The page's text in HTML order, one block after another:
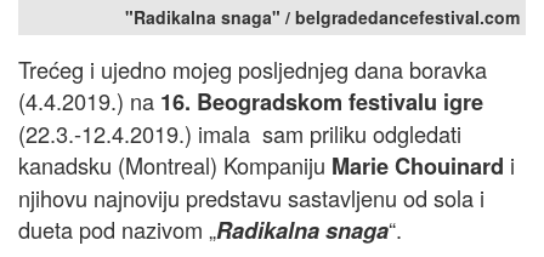
"Radikalna snaga" / belgradedancefestival.com
Trećeg i ujedno mojeg posljednjeg dana boravka
(4.4.2019.) na 16. Beogradskom festivalu igre
(22.3.-12.4.2019.) imala sam priliku odgledati
kanadsku (Montreal) Kompaniju Marie Chouinard i
njihovu najnoviju predstavu sastavljenu od sola i
dueta pod nazivom „Radikalna snaga“.